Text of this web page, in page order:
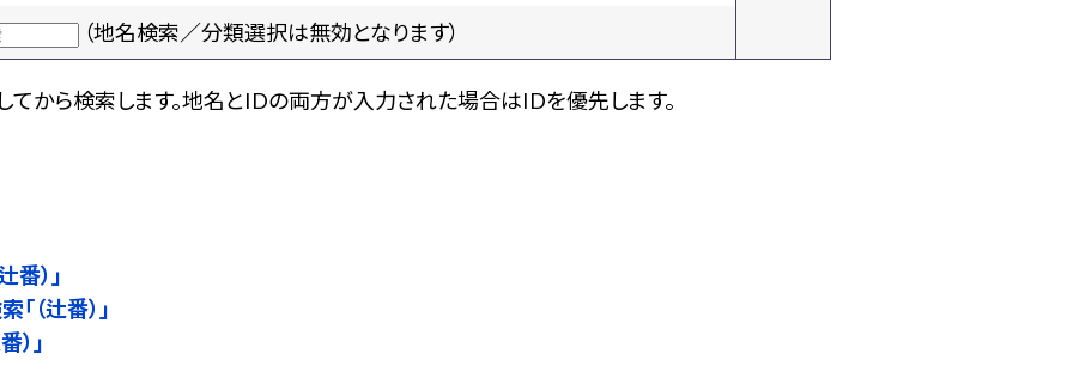
（地名検索／分類選択は無効となります）
から検索します。地名とIDの両方が入力された場合はIDを優先します。
）」
（辻番）」
）」